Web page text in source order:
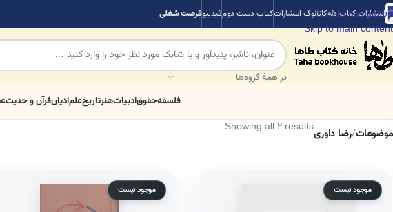
Skip to navigation
Skip to main content
انتشارات کتاب طهکاتالوگ انتشاراتکتاب دست دومفیدیبوفرصت شغلی
در همهٔ گروه‌ها
فلسفهحقوقادبیاتهنرتاریخعلمادیانقرآن و حدیث
موضوعات/رضا داوریShowing all 2 results
موجود نیست موجود نیست